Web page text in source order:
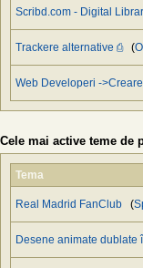
Scribd.com - Digital
Trackere alternative ⎙(
Web Developeri -
Cele mai active teme de
Tema
Real Madrid FanClub (
Desene animate dublate